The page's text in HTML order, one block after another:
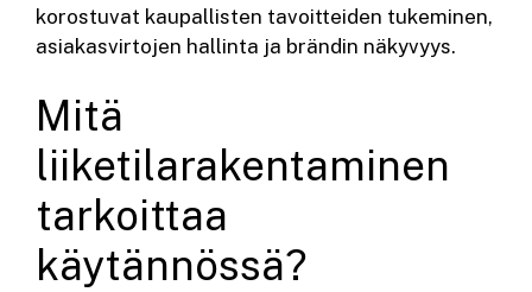
korostuvat kaupallisten tavoitteiden tukeminen,
asiakasvirtojen hallinta ja brändin näkyvyys.
Mitä
liiketilarakentaminen
tarkoittaa
käytännössä?